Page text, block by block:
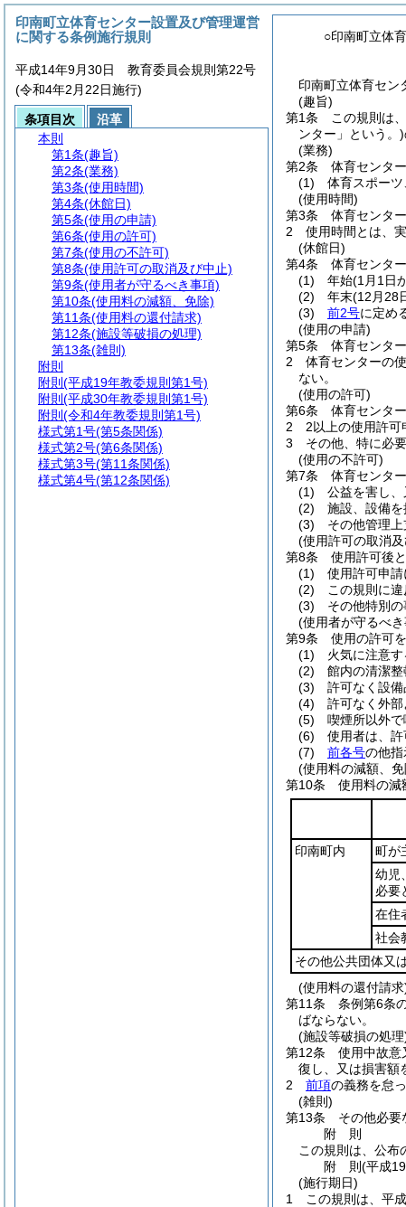
○印南町立体
印南町立体育セン
(趣旨)
第1条
この規則は
ンター」という。)
(業務)
第2条
体育センタ
(1)
体育スポー
(使用時間)
第3条
体育センタ
2
使用時間とは、
(休館日)
第4条
体育センタ
(1)
年始(1月1日
(2)
年末(12月28
(3)
前2号に定め
(使用の申請)
第5条
体育センタ
2
体育センターの
ない。
(使用の許可)
第6条
体育センタ
2
2以上の使用許可
3
その他、特に必
(使用の不許可)
第7条
体育センタ
(1)
公益を害し、
(2)
施設、設備を
(3)
その他管理上
(使用許可の取消
第8条
使用許可後
(1)
使用許可申請
(2)
この規則に
(3)
その他特別の
(使用者が守るべ
第9条
使用の許可
(1)
火気に注意す
(2)
館内の清潔整
(3)
許可なく設備
(4)
許可なく外部
(5)
喫煙所以外で
(6)
使用者は、
(7)
前各号の他
(使用料の減額、
第10条
使用料の減
印南町内
町が
幼児
必要
在住
社会
その他公共団体又
(使用料の還付請求
第11条
条例第6条
ばならない。
(施設等破損の処理
第12条
使用中故意
復し、又は損害額
2
前項の義務を怠
(雑則)
第13条
その他必要
附 則
この規則は、公布
附 則(平成
(施行期日)
1
この規則は、平
印南町立体育センター設置及び管理運営
に関する条例施行規則
平成14年9月30日 教育委員会規則第22号
(令和4年2月22日施行)
条項目次
沿革
本則
第1条(趣旨)
第2条(業務)
第3条(使用時間)
第4条(休館日)
第5条(使用の申請)
第6条(使用の許可)
第7条(使用の不許可)
第8条(使用許可の取消及び中止)
第9条(使用者が守るべき事項)
第10条(使用料の減額、免除)
第11条(使用料の還付請求)
第12条(施設等破損の処理)
第13条(雑則)
附則
附則 (平成19年教委規則第1号)
附則 (平成30年教委規則第1号)
附則 (令和4年教委規則第1号)
様式第1号(第5条関係)
様式第2号(第6条関係)
様式第3号(第11条関係)
様式第4号(第12条関係)